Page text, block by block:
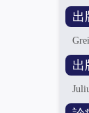
出
出